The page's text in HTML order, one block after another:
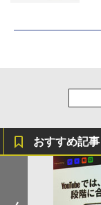
おすすめ記事